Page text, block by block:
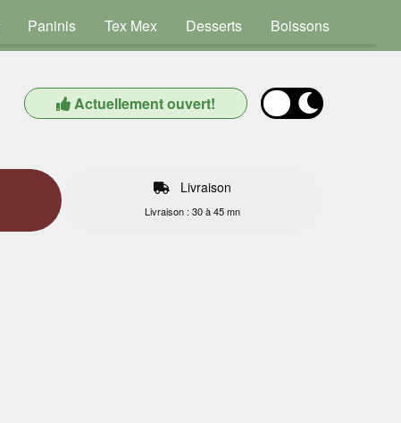
Paninis Tex Mex Desserts Boissons
Actuellement ouvert!
Livraison
Livraison : 30 à 45 mn